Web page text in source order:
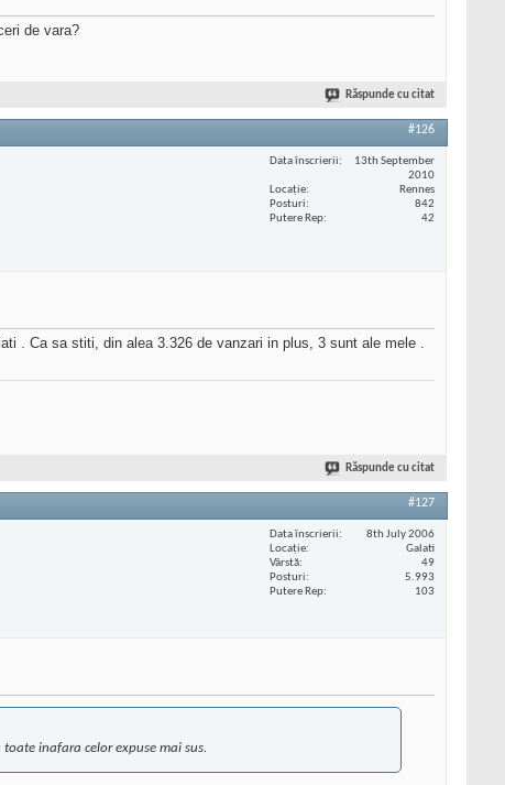
de vara?
Răspunde cu citat
#126
Data înscrierii
13th September
2010
Locaţie
Rennes
Posturi
842
Putere Rep
42
. Ca sa stiti, din alea 3.326 de vanzari in plus, 3 sunt ale mele .
Răspunde cu citat
#127
Data înscrierii
8th July 2006
Locaţie
Galati
Vârstă
49
Posturi
5.993
Putere Rep
103
inafara celor expuse mai sus.